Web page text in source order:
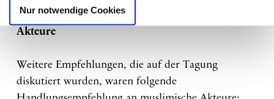
Nur notwendige Cookies
zivilgesellschaftliche (auch muslimische)
Akteure
Weitere Empfehlungen, die auf der Tagung
diskutiert wurden, waren folgende